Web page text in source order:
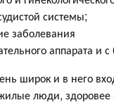
системы;
заболевания
аппарата и
широк и в него
люди, здоровее